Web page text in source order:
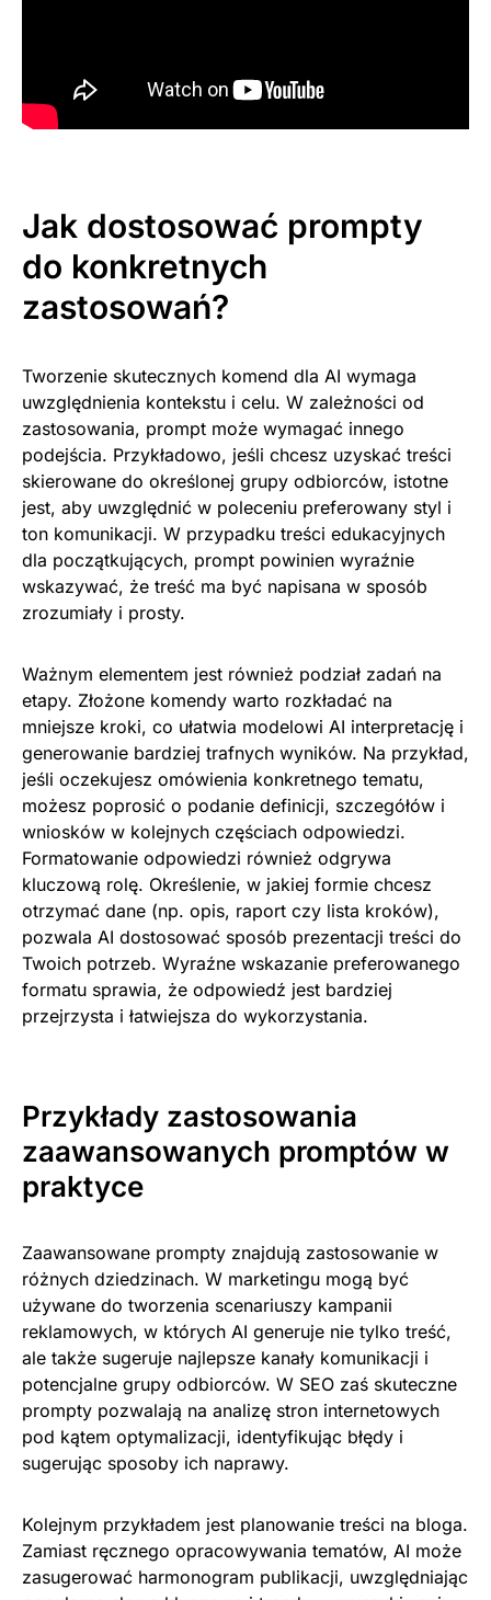
Jak dostosować prompty
do konkretnych
zastosowań?
Tworzenie skutecznych komend dla AI wymaga
uwzględnienia kontekstu i celu. W zależności od
zastosowania, prompt może wymagać innego
podejścia. Przykładowo, jeśli chcesz uzyskać treści
skierowane do określonej grupy odbiorców, istotne
jest, aby uwzględnić w poleceniu preferowany styl i
ton komunikacji. W przypadku treści edukacyjnych
dla początkujących, prompt powinien wyraźnie
wskazywać, że treść ma być napisana w sposób
zrozumiały i prosty.
Ważnym elementem jest również podział zadań na
etapy. Złożone komendy warto rozkładać na
mniejsze kroki, co ułatwia modelowi AI interpretację i
generowanie bardziej trafnych wyników. Na przykład,
jeśli oczekujesz omówienia konkretnego tematu,
możesz poprosić o podanie definicji, szczegółów i
wniosków w kolejnych częściach odpowiedzi.
Formatowanie odpowiedzi również odgrywa
kluczową rolę. Określenie, w jakiej formie chcesz
otrzymać dane (np. opis, raport czy lista kroków),
pozwala AI dostosować sposób prezentacji treści do
Twoich potrzeb. Wyraźne wskazanie preferowanego
formatu sprawia, że odpowiedź jest bardziej
przejrzysta i łatwiejsza do wykorzystania.
Przykłady zastosowania
zaawansowanych promptów w
praktyce
Zaawansowane prompty znajdują zastosowanie w
różnych dziedzinach. W marketingu mogą być
używane do tworzenia scenariuszy kampanii
reklamowych, w których AI generuje nie tylko treść,
ale także sugeruje najlepsze kanały komunikacji i
potencjalne grupy odbiorców. W SEO zaś skuteczne
prompty pozwalają na analizę stron internetowych
pod kątem optymalizacji, identyfikując błędy i
sugerując sposoby ich naprawy.
Kolejnym przykładem jest planowanie treści na bloga.
Zamiast ręcznego opracowywania tematów, AI może
zasugerować harmonogram publikacji, uwzględniając